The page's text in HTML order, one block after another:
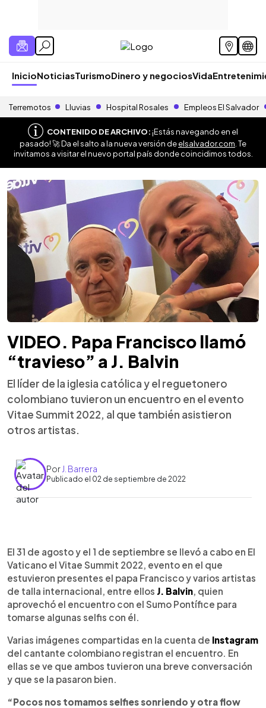
InicioNoticiasTurismoDinero y negociosVida
Terremotos Lluvias Hospital Rosales Empleos El Salvador
CONTENIDO DE ARCHIVO:¡Estás navegando en el
pasado! 🚀 Da el salto a la nueva versión deelsalvador.com . Te
invitamos a visitar el nuevo portal país donde coincidimos todos.
VIDEO. Papa Francisco llamó
“travieso” a J. Balvin
El líder de la iglesia católica y el reguetonero
colombiano tuvieron un encuentro en el evento
Vitae Summit 2022, al que también asistieron
otros artistas.
Por J. Barrera
Publicado el 02 de septiembre de 2022
Escuchar artículo
El 31 de agosto y el 1 de septiembre se llevó a cabo en El
Vaticano el Vitae Summit 2022, evento en el que
estuvieron presentes el papa Francisco y varios artistas
de talla internacional, entre ellos J. Balvin , quien
aprovechó el encuentro con el Sumo Pontífice para
tomarse algunas selfis con él.
Varias imágenes compartidas en la cuenta de Instagram
del cantante colombiano registran el encuentro. En
ellas se ve que ambos tuvieron una breve conversación
y que se la pasaron bien.
“Pocos nos tomamos selfies sonriendo y otra flow